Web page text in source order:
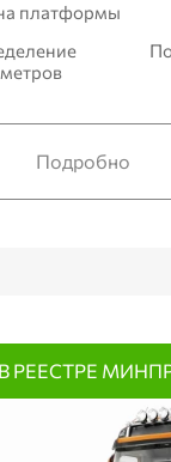
платформы
Подробно
В РЕЕСТРЕ